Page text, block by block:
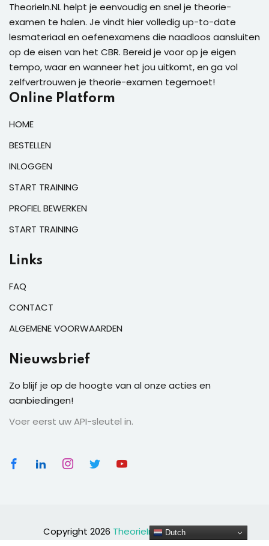
TheorieIn.NL helpt je eenvoudig en snel je theorie-
examen te halen. Je vindt hier volledig up-to-date
lesmateriaal en oefenexamens die naadloos aansluiten
op de eisen van het CBR. Bereid je voor op je eigen
tempo, waar en wanneer het jou uitkomt, en ga vol
zelfvertrouwen je theorie-examen tegemoet!
Online Platform
HOME
BESTELLEN
INLOGGEN
START TRAINING
PROFIEL BEWERKEN
START TRAINING
Links
FAQ
CONTACT
ALGEMENE VOORWAARDEN
Nieuwsbrief
Zo blijf je op de hoogte van al onze acties en
aanbiedingen!
Voer eerst uw API-sleutel in.
Copyright 2026 TheorieIn.NL | Alle rechten
Dutch